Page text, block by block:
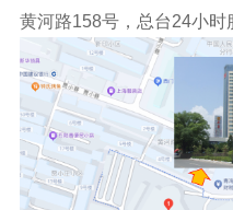
黄河路158号，总台24小时